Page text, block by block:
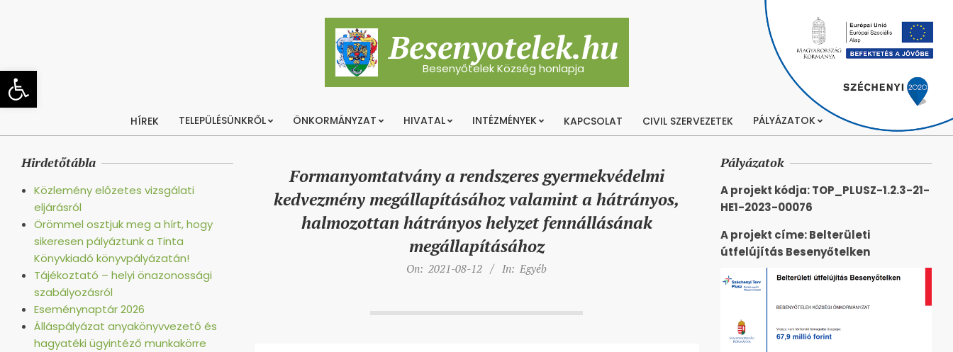
Eszköztár megnyitása
Besenyotelek.hu
Besenyőtelek Község honlapja
Primary
HÍREK TELEPÜLÉSÜNKRŐL ÖNKORMÁNYZAT HIVATAL INTÉZMÉNYEK KAPCSOLAT CIVIL SZERVEZETEK PÁLYÁZATOK
Formanyomtatvány a rendszeres gyermekvédelmi
kedvezmény megállapításához valamint a hátrányos,
halmozottan hátrányos helyzet fennállásának
megállapításához
On: 2021-08-12 In: Egyéb
Hirdetőtábla
Közlemény előzetes vizsgálati
eljárásról
Örömmel osztjuk meg a hírt, hogy
sikeresen pályáztunk a Tinta
Könyvkiadó könyvpályázatán!
Tájékoztató – helyi önazonossági
szabályozásról
Eseménynaptár 2026
Álláspályázat anyakönyvvezető és
hagyatéki ügyintéző munkakörre
Pályázatok
A projekt kódja: TOP_PLUSZ-1.2.3-21-
HE1-2023-00076
A projekt címe: Belterületi
útfelújítás Besenyőtelken